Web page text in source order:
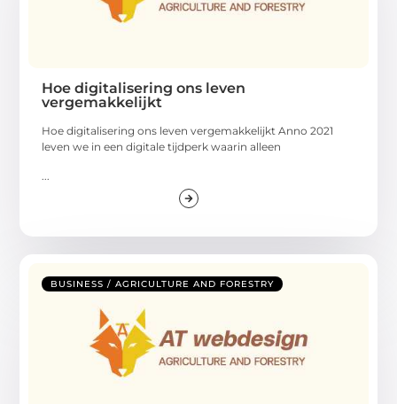
Hoe digitalisering ons leven
vergemakkelijkt
Hoe digitalisering ons leven vergemakkelijkt Anno 2021
leven we in een digitale tijdperk waarin alleen
BUSINESS / AGRICULTURE AND FORESTRY